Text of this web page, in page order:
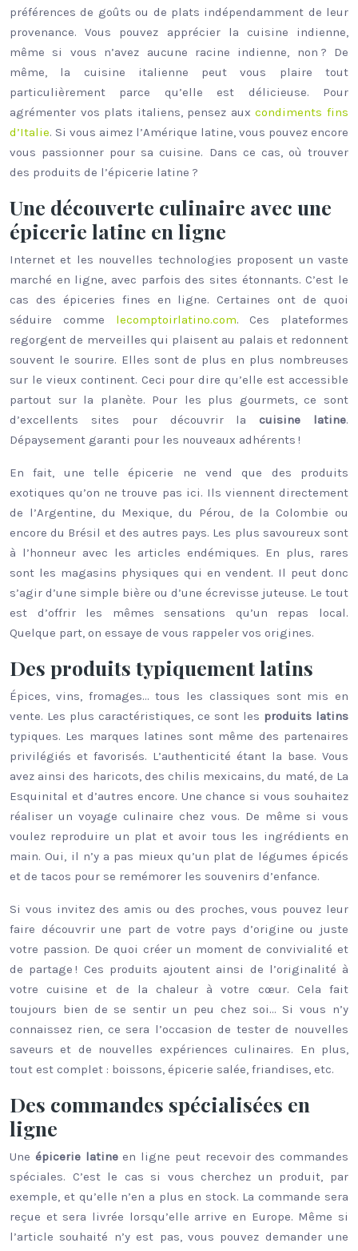
préférences de goûts ou de plats indépendamment de leur
provenance. Vous pouvez apprécier la cuisine indienne,
même si vous n’avez aucune racine indienne, non ? De
même, la cuisine italienne peut vous plaire tout
particulièrement parce qu’elle est délicieuse. Pour
agrémenter vos plats italiens, pensez auxcondiments fins
d’Italie. Si vous aimez l’Amérique latine, vous pouvez encore
vous passionner pour sa cuisine. Dans ce cas, où trouver
des produits de l’épicerie latine ?
Une découverte culinaire avec une
épicerie latine en ligne
Internet et les nouvelles technologies proposent un vaste
marché en ligne, avec parfois des sites étonnants. C’est le
cas des épiceries fines en ligne. Certaines ont de quoi
séduire comme lecomptoirlatino.com. Ces plateformes
regorgent de merveilles qui plaisent au palais et redonnent
souvent le sourire. Elles sont de plus en plus nombreuses
sur le vieux continent. Ceci pour dire qu’elle est accessible
partout sur la planète. Pour les plus gourmets, ce sont
d’excellents sites pour découvrir la cuisine latine.
Dépaysement garanti pour les nouveaux adhérents !
En fait, une telle épicerie ne vend que des produits
exotiques qu’on ne trouve pas ici. Ils viennent directement
de l’Argentine, du Mexique, du Pérou, de la Colombie ou
encore du Brésil et des autres pays. Les plus savoureux sont
à l’honneur avec les articles endémiques. En plus, rares
sont les magasins physiques qui en vendent. Il peut donc
s’agir d’une simple bière ou d’une écrevisse juteuse. Le tout
est d’offrir les mêmes sensations qu’un repas local.
Quelque part, on essaye de vous rappeler vos origines.
Des produits typiquement latins
Épices, vins, fromages… tous les classiques sont mis en
vente. Les plus caractéristiques, ce sont les produits latins
typiques. Les marques latines sont même des partenaires
privilégiés et favorisés. L’authenticité étant la base. Vous
avez ainsi des haricots, des chilis mexicains, du maté, de La
Esquinital et d’autres encore. Une chance si vous souhaitez
réaliser un voyage culinaire chez vous. De même si vous
voulez reproduire un plat et avoir tous les ingrédients en
main. Oui, il n’y a pas mieux qu’un plat de légumes épicés
et de tacos pour se remémorer les souvenirs d’enfance.
Si vous invitez des amis ou des proches, vous pouvez leur
faire découvrir une part de votre pays d’origine ou juste
votre passion. De quoi créer un moment de convivialité et
de partage ! Ces produits ajoutent ainsi de l’originalité à
votre cuisine et de la chaleur à votre cœur. Cela fait
toujours bien de se sentir un peu chez soi… Si vous n’y
connaissez rien, ce sera l’occasion de tester de nouvelles
saveurs et de nouvelles expériences culinaires. En plus,
tout est complet : boissons, épicerie salée, friandises, etc.
Des commandes spécialisées en
ligne
Une épicerie latineen ligne peut recevoir des commandes
spéciales. C’est le cas si vous cherchez un produit, par
exemple, et qu’elle n’en a plus en stock. La commande sera
reçue et sera livrée lorsqu’elle arrive en Europe. Même si
l’article souhaité n’y est pas, vous pouvez demander une